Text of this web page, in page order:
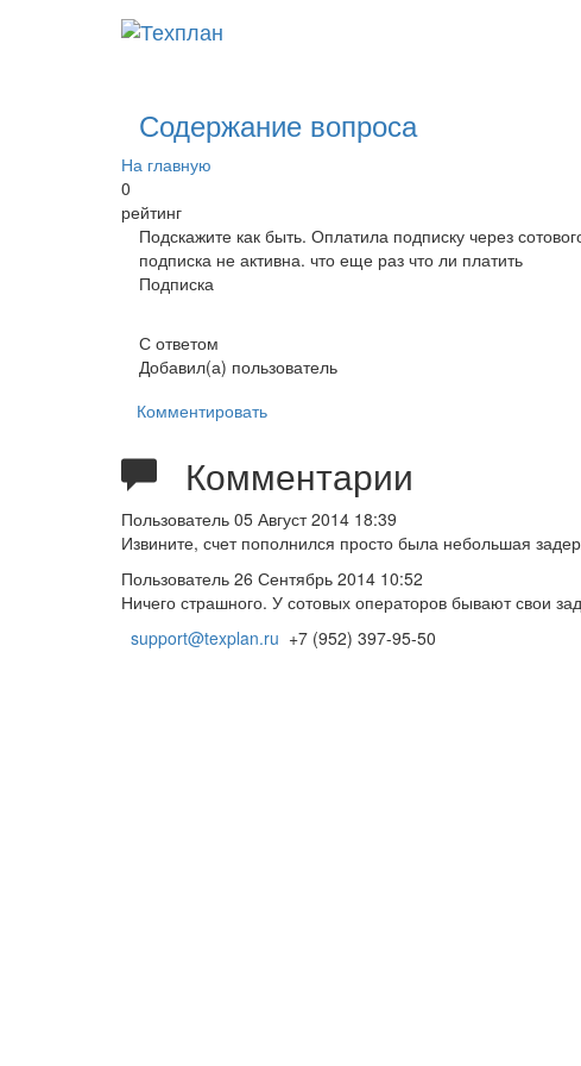
Содержание вопроса
На главную
0
рейтинг
Подскажите как быть. Оплатила подписку через
подписка не активна. что еще раз что ли платить
Подписка
С ответом
Добавил(а) пользователь
Комментировать
Комментарии
Пользователь 05 Август 2014 18:39
Извините, счет пополнился просто была небольшая
Пользователь 26 Сентябрь 2014 10:52
Ничего страшного. У сотовых операторов бывают свои
support@texplan.ru +7 (952) 397-95-50